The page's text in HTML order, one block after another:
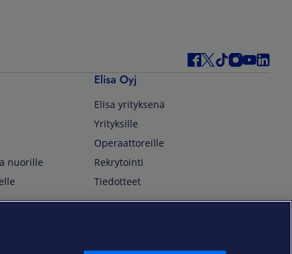
nuorille
Elisa Oyj
Elisa yrityksenä
Yrityksille
Operaattoreille
Rekrytointi
Tiedotteet